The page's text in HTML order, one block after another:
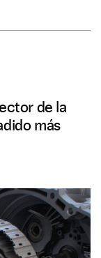
de la
más